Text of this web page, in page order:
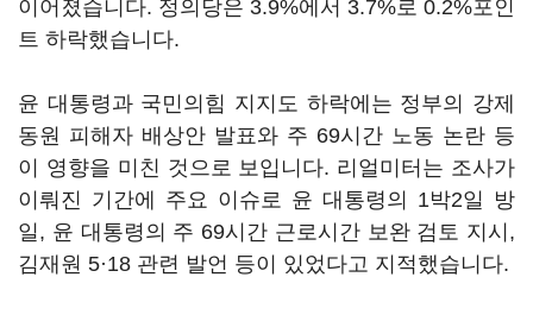
이어졌습니다. 정의당은 3.9%에서 3.7%로 0.2%포인
트 하락했습니다.
윤 대통령과 국민의힘 지지도 하락에는 정부의 강제
동원 피해자 배상안 발표와 주 69시간 노동 논란 등
이 영향을 미친 것으로 보입니다. 리얼미터는 조사가
이뤄진 기간에 주요 이슈로 윤 대통령의 1박2일 방
일, 윤 대통령의 주 69시간 근로시간 보완 검토 지시,
김재원 5·18 관련 발언 등이 있었다고 지적했습니다.